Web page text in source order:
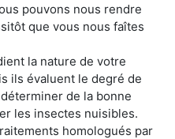
pouvons nous rendre
que vous nous faîtes
la nature de votre
ils évaluent le degré de
de la bonne
les insectes nuisibles.
homologués par